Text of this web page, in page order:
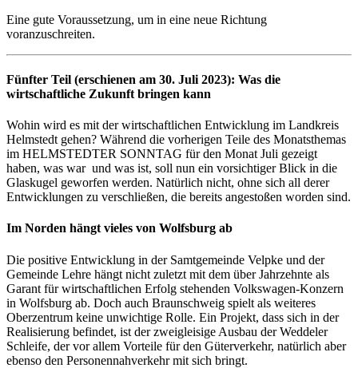
Eine gute Voraussetzung, um in eine neue Richtung
voranzuschreiten.
Fünfter Teil (erschienen am 30. Juli 2023): Was die
wirtschaftliche Zukunft bringen kann
Wohin wird es mit der wirtschaftlichen Entwicklung im Landkreis
Helmstedt gehen? Während die vorherigen Teile des Monatsthemas
im HELMSTEDTER SONNTAG für den Monat Juli gezeigt
haben, was war und was ist, soll nun ein vorsichtiger Blick in die
Glaskugel geworfen werden. Natürlich nicht, ohne sich all derer
Entwicklungen zu verschließen, die bereits angestoßen worden sind.
Im Norden hängt vieles von Wolfsburg ab
Die positive Entwicklung in der Samtgemeinde Velpke und der
Gemeinde Lehre hängt nicht zuletzt mit dem über Jahrzehnte als
Garant für wirtschaftlichen Erfolg stehenden Volkswagen-Konzern
in Wolfsburg ab. Doch auch Braunschweig spielt als weiteres
Oberzentrum keine unwichtige Rolle. Ein Projekt, dass sich in der
Realisierung befindet, ist der zweigleisige Ausbau der Weddeler
Schleife, der vor allem Vorteile für den Güterverkehr, natürlich aber
ebenso den Personennahverkehr mit sich bringt.